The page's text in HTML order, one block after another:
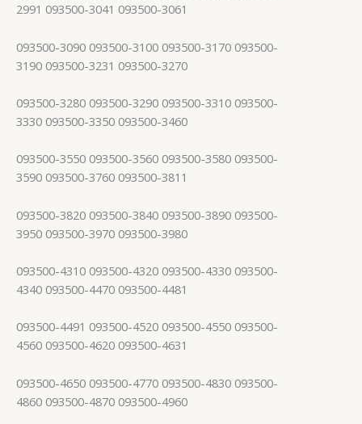
2991 093500-3041 093500-3061
093500-3090 093500-3100 093500-3170 093500-
3190 093500-3231 093500-3270
093500-3280 093500-3290 093500-3310 093500-
3330 093500-3350 093500-3460
093500-3550 093500-3560 093500-3580 093500-
3590 093500-3760 093500-3811
093500-3820 093500-3840 093500-3890 093500-
3950 093500-3970 093500-3980
093500-4310 093500-4320 093500-4330 093500-
4340 093500-4470 093500-4481
093500-4491 093500-4520 093500-4550 093500-
4560 093500-4620 093500-4631
093500-4650 093500-4770 093500-4830 093500-
4860 093500-4870 093500-4960